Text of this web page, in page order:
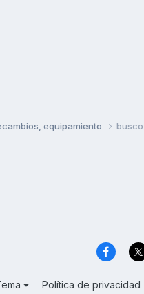
equipamiento busco
Política de privacidad